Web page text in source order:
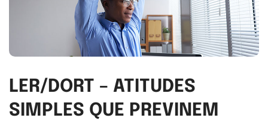
LER/DORT – ATITUDES
SIMPLES QUE PREVINEM